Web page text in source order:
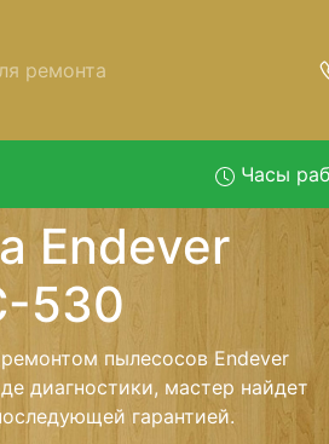
ремонта
Часы
SkyClean-VC-
сервис
в сервисный центр и
заберет Ваш пылесос
стоимость ремонта
обратно.